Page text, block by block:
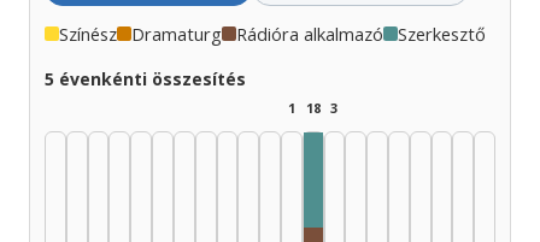
Színész Dramaturg Rádióra alkalmazó Szerkesztő
5 évenkénti összesítés
1 18 3